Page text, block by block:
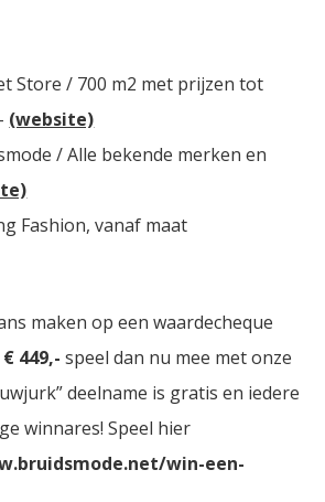
Store / 700 m2 met prijzen tot
(website)
/ Alle bekende merken en
Fashion, vanaf maat
maken op een waardecheque
449,- speel dan nu mee met onze
deelname is gratis en iedere
winnares! Speel hier
win-een-